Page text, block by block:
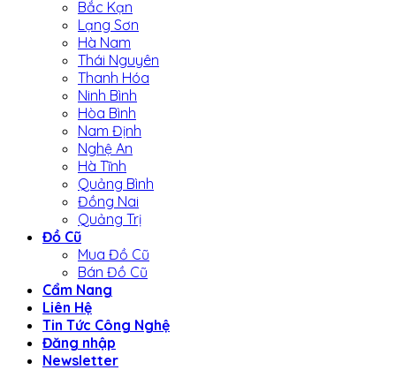
Bắc Kạn
Lạng Sơn
Hà Nam
Thái Nguyên
Thanh Hóa
Ninh Bình
Hòa Bình
Nam Định
Nghệ An
Hà Tĩnh
Quảng Bình
Đồng Nai
Quảng Trị
Đồ Cũ
Mua Đồ Cũ
Bán Đồ Cũ
Cẩm Nang
Liên Hệ
Tin Tức Công Nghệ
Đăng nhập
Newsletter